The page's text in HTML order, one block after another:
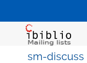
sm-discuss